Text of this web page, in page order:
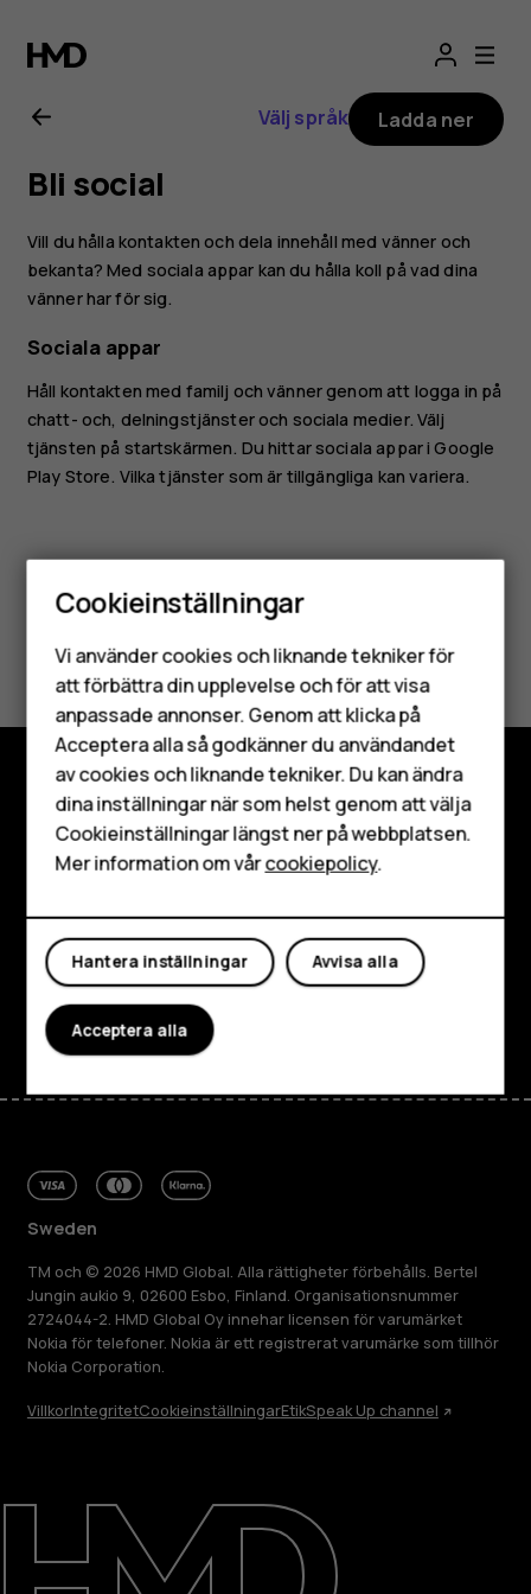
för
Nokia
6.2
Smartphones
Mobiltelefoner
Tillbehör
HMD Terra M
Surfplattor
Reparera, återanvända, återvinna
Hållbarhet
Kundservice
Välj språk Ladda ner
Bli social
Vill du hålla kontakten och dela innehåll med vänner och
bekanta? Med sociala appar kan du hålla koll på vad dina
vänner har för sig.
Sociala appar
Håll kontakten med familj och vänner genom att logga in på
chatt- och, delningstjänster och sociala medier. Välj
tjänsten på startskärmen. Du hittar sociala appar iGoogle
Play Store. Vilka tjänster som är tillgängliga kan variera.
Var detta till hjälp?
Nej
Utforska
Om
Planet and people
Kundservice
FacebookInstagram
TiktokYoutube
Sweden
TM och © 2026 HMD Global. Alla rättigheter förbehålls. Bertel
Jungin aukio 9, 02600 Esbo, Finland. Organisationsnummer
2724044-2. HMD Global Oy innehar licensen för varumärket
Nokia för telefoner. Nokia är ett registrerat varumärke som tillhör
Nokia Corporation.
VillkorIntegritetCookieinställningarEtikSpeak Up channel
Cookieinställningar
Vi använder cookies och liknande tekniker för
att förbättra din upplevelse och för att visa
anpassade annonser. Genom att klicka på
Acceptera alla så godkänner du användandet
av cookies och liknande tekniker. Du kan ändra
dina inställningar när som helst genom att välja
Cookieinställningar längst ner på webbplatsen.
Mer information om vårcookiepolicy.
Avvisa alla
Hantera inställningar
Acceptera alla